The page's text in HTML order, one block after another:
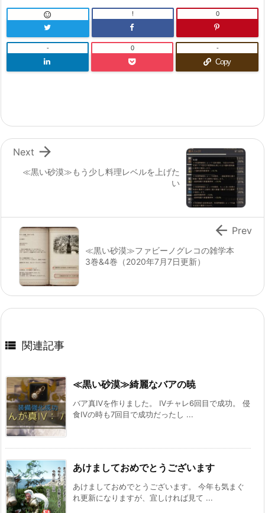
 ! 0
- 0
Copy
-
≪黒い砂漠≫もう少し料理レベルを上げた
い

Next
≪黒い砂漠≫ファビーノグレコの雑学本
3巻&4巻（2020年7月7日更新）
 Prev
 関連記事
≪黒い砂漠≫綺麗なバアの暁
バア真Ⅳを作りました。 Ⅳチャレ6回目で成功。 侵
食Ⅳの時も7回目で成功だったし ...
あけましておめでとうございます
あけましておめでとうございます。 今年も気まぐ
れ更新になりますが、宜しければ見て ...